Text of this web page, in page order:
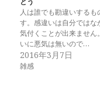
人は誰でも勘違いするも
す。感違いは自分ではな
気付くことが出来ません
いに悪気は無いので…
2016年3月7日
雑感